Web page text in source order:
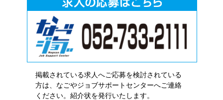
掲載されている求人へご応募を検討されている
方は、なごやジョブサポートセンターへご連絡
ください。紹介状を発行いたします。